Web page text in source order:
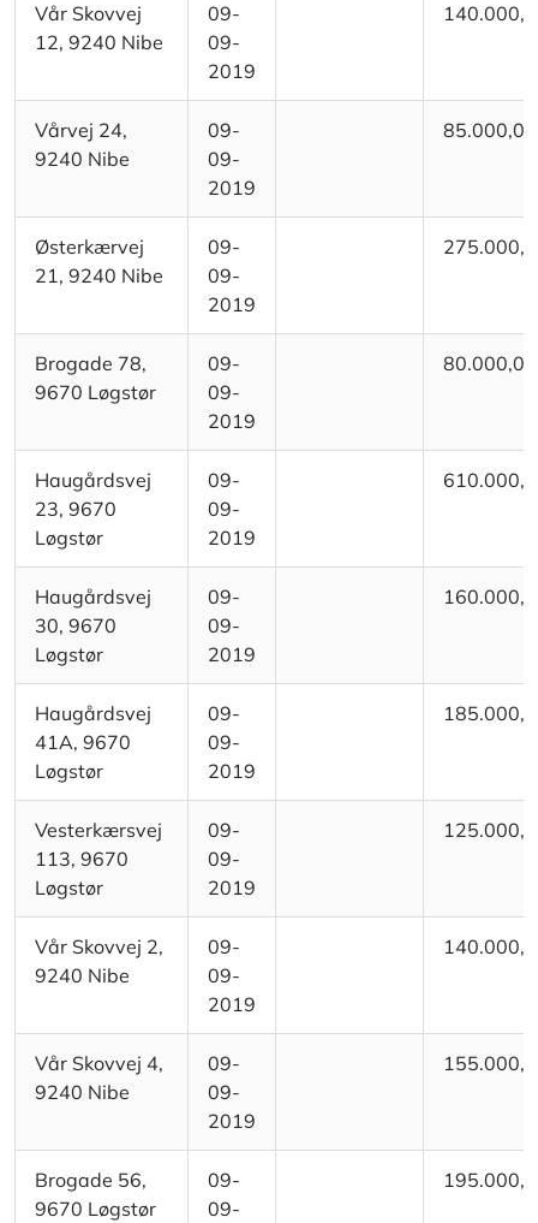
Vår Skovvej
12, 9240 Nibe
09-
09-
2019
Vårvej 24,
9240 Nibe
09-
09-
2019
85.000,00
Østerkærvej
21, 9240 Nibe
09-
09-
2019
Brogade 78,
9670 Løgstør
09-
09-
2019
80.000,00
Haugårdsvej
23, 9670
Løgstør
09-
09-
2019
Haugårdsvej
30, 9670
Løgstør
09-
09-
2019
Haugårdsvej
41A, 9670
Løgstør
09-
09-
2019
Vesterkærsvej
113, 9670
Løgstør
09-
09-
2019
Vår Skovvej 2,
9240 Nibe
09-
09-
2019
Vår Skovvej 4,
9240 Nibe
09-
09-
2019
Brogade 56,
9670 Løgstør
09-
09-